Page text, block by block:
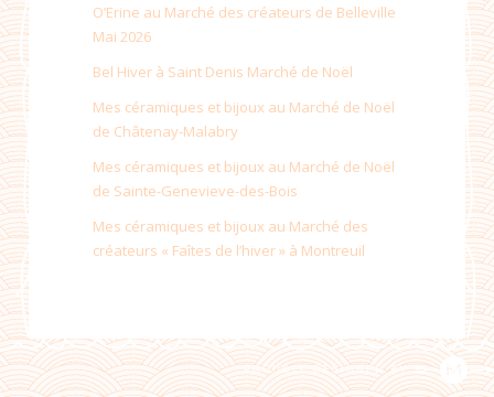
O’Erine au Marché des créateurs de Belleville
Mai 2026
Bel Hiver à Saint Denis Marché de Noël
Mes céramiques et bijoux au Marché de Noël
de Châtenay-Malabry
Mes céramiques et bijoux au Marché de Noël
de Sainte-Genevieve-des-Bois
Mes céramiques et bijoux au Marché des
créateurs « Faîtes de l’hiver » à Montreuil
PROUDLY DESIGNED BY